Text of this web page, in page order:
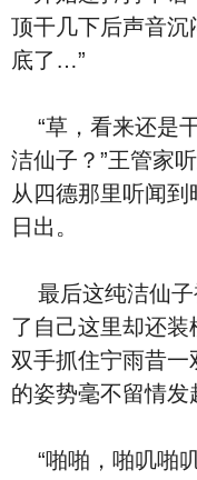
顶⼲几下后‮音声‬沉闷道：“慡…你轻些，啊…顶到
底了…”
“草，看来‮是还‬⼲的轻了，还他妈在这里装圣
洁仙子？”王管家听到这
从四德那里听闻到昨⽇‮们他‬两人从⽇落
⽇出。
了‮己自‬这里却还装模作样，当下冷冷一笑，伸出
双手抓住宁雨昔一双莲藕
的‮势姿‬毫不留情
“啪啪，啪叽啪叽！”“呀！‮样